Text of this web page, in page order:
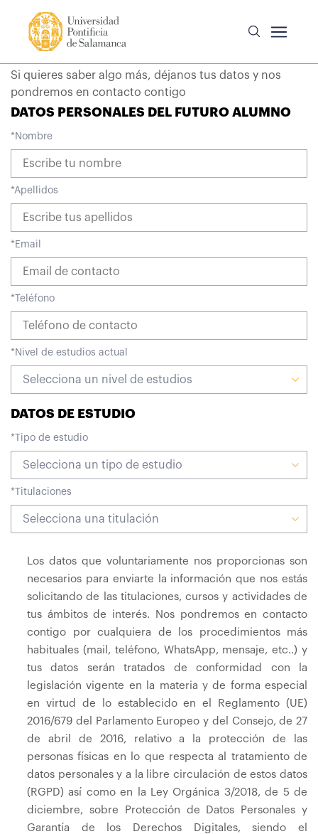
Si quieres saber algo más, déjanos tus datos y nos
pondremos en contacto contigo
DATOS PERSONALES DEL FUTURO ALUMNO
* Nombre
*Apellidos
* Email
* Teléfono
* Nivel de estudios actual
Selecciona un nivel de estudios
DATOS DE ESTUDIO
* Tipo de estudio
Selecciona un tipo de estudio
* Titulaciones
Selecciona una titulación
Los datos que voluntariamente nos proporcionas son
necesarios para enviarte la información que nos estás
solicitando de las titulaciones, cursos y actividades de
tus ámbitos de interés. Nos pondremos en contacto
contigo por cualquiera de los procedimientos más
habituales (mail, teléfono, WhatsApp, mensaje, etc..) y
tus datos serán tratados de conformidad con la
legislación vigente en la materia y de forma especial
en virtud de lo establecido en el Reglamento (UE)
2016/679 del Parlamento Europeo y del Consejo, de 27
de abril de 2016, relativo a la protección de las
personas físicas en lo que respecta al tratamiento de
datos personales y a la libre circulación de estos datos
(RGPD) así como en la Ley Orgánica 3/2018, de 5 de
diciembre, sobre Protección de Datos Personales y
Garantía de los Derechos Digitales, siendo el